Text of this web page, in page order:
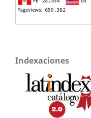
Indexaciones